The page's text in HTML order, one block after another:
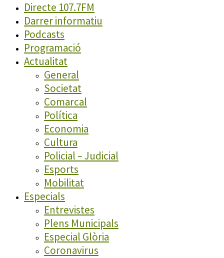
Directe 107.7FM
Darrer informatiu
Podcasts
Programació
Actualitat
General
Societat
Comarcal
Política
Economia
Cultura
Policial – Judicial
Esports
Mobilitat
Especials
Entrevistes
Plens Municipals
Especial Glòria
Coronavirus